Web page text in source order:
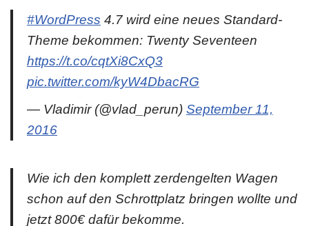
#WordPress 4.7 wird eine neues Standard-
Theme bekommen: Twenty Seventeen
https://t.co/cqtXi8CxQ3
pic.twitter.com/kyW4DbacRG
— Vladimir (@vlad_perun) September 11,
2016
Wie ich den komplett zerdengelten Wagen
schon auf den Schrottplatz bringen wollte und
jetzt 800€ dafür bekomme.